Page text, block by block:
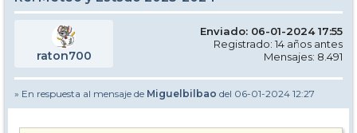
raton700
Enviado: 06-01-2024 17:55
Registrado: 14 años antes
Mensajes: 8.491
» En respuesta al mensaje de Miguelbilbao del 06-01-2024 12:27